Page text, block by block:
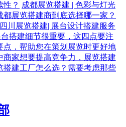
性？ 成都展览搭建 | 色彩与灯光
都展览搭建商到底选择哪一家？
四川展览搭建| 展台设计搭建服务
搭建细节很重要，这四点要注
点，帮助您在策划展览时更好地
商家想要提高竞争力，展览搭建
搭建工厂怎么选？需要考虑那些